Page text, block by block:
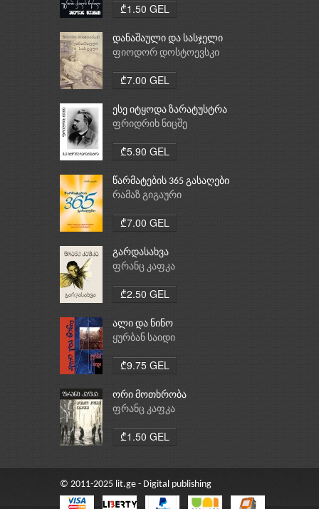
₾1.50 GEL
დანაშაული და სასჯელი
ფიოდორ დოსტოევსკი
₾7.00 GEL
ესე იტყოდა ზარატუსტრა
ფრიდრიხ ნიცშე
₾5.90 GEL
წარმატების 365 გასაღები
რამაზ გიგაური
₾7.00 GEL
გარდასახვა
ფრანც კაფკა
₾2.50 GEL
ალი და ნინო
ყურბან საიდი
₾9.75 GEL
ორი მოთხრობა
ფრანც კაფკა
₾1.50 GEL
© 2011-2025 lit.ge - Digital publishing